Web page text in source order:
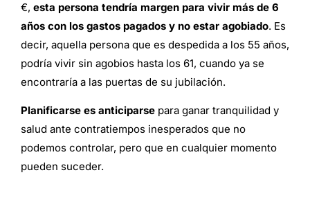
€, esta persona tendría margen para vivir más de 6
años con los gastos pagados y no estar agobiado. Es
decir, aquella persona que es despedida a los 55 años,
podría vivir sin agobios hasta los 61, cuando ya se
encontraría a las puertas de su jubilación.
Planificarse es anticiparse para ganar tranquilidad y
salud ante contratiempos inesperados que no
podemos controlar, pero que en cualquier momento
pueden suceder.